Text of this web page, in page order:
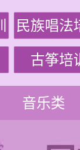
民族唱法
古筝培
音乐类